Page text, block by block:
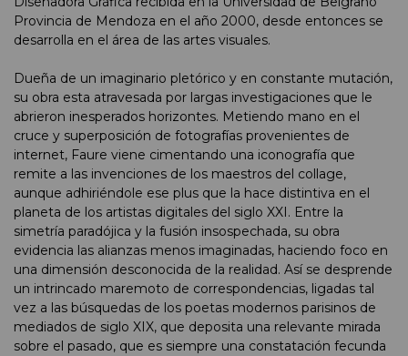
Provincia de Mendoza en el año 2000, desde entonces se
desarrolla en el área de las artes visuales.
Dueña de un imaginario pletórico y en constante mutación,
su obra esta atravesada por largas investigaciones que le
abrieron inesperados horizontes. Metiendo mano en el
cruce y superposición de fotografías provenientes de
internet, Faure viene cimentando una iconografía que
remite a las invenciones de los maestros del collage,
aunque adhiriéndole ese plus que la hace distintiva en el
planeta de los artistas digitales del siglo XXI. Entre la
simetría paradójica y la fusión insospechada, su obra
evidencia las alianzas menos imaginadas, haciendo foco en
una dimensión desconocida de la realidad. Así se desprende
un intrincado maremoto de correspondencias, ligadas tal
vez a las búsquedas de los poetas modernos parisinos de
mediados de siglo XIX, que deposita una relevante mirada
sobre el pasado, que es siempre una constatación fecunda